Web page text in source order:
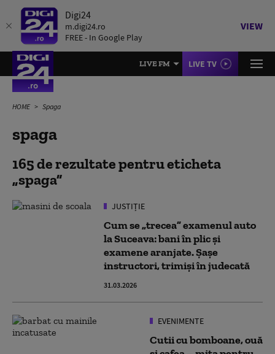
Digi24
m.digi24.ro
FREE - In Google Play
VIEW
LIVE FM LIVE TV
HOME Spaga
spaga
165 de rezultate pentru eticheta
spaga
JUSTIȚIE
Cum se „trecea” examenul auto
la Suceava: bani în plic și
examene aranjate. Șașe
instructori, trimiși în judecată
31.03.2026
EVENIMENTE
Cutii cu bomboane, ouă